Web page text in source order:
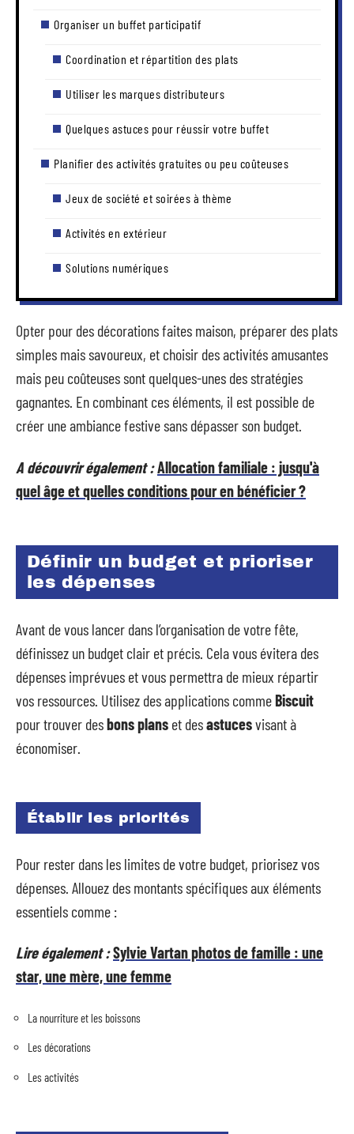
Organiser un buffet participatif
Coordination et répartition des plats
Utiliser les marques distributeurs
Quelques astuces pour réussir votre buffet
Planifier des activités gratuites ou peu coûteuses
Jeux de société et soirées à thème
Activités en extérieur
Solutions numériques
Opter pour des décorations faites maison, préparer des plats
simples mais savoureux, et choisir des activités amusantes
mais peu coûteuses sont quelques-unes des stratégies
gagnantes. En combinant ces éléments, il est possible de
créer une ambiance festive sans dépasser son budget.
A découvrir également :Allocation familiale : jusqu'à
quel âge et quelles conditions pour en bénéficier ?
Définir un budget et prioriser
les dépenses
Avant de vous lancer dans l’organisation de votre fête,
définissez un budget clair et précis. Cela vous évitera des
dépenses imprévues et vous permettra de mieux répartir
vos ressources. Utilisez des applications commeBiscuit
pour trouver desbons plans et desastucesvisant à
économiser.
Établir les priorités
Pour rester dans les limites de votre budget, priorisez vos
dépenses. Allouez des montants spécifiques aux éléments
essentiels comme :
Lire également :Sylvie Vartan photos de famille : une
star, une mère, une femme
La nourriture et les boissons
Les décorations
Les activités